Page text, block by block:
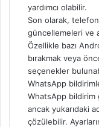
yardımcı olabilir.
Son olarak,
güncellemeleri ve
Özellikle bazı
bırakmak veya
seçenekler
WhatsApp
WhatsApp bildirim
ancak yukarıdaki
çözülebilir.